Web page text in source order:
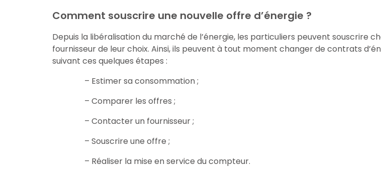
Comment souscrire une nouvelle offre d’énergie ?
Depuis la libéralisation du marché de l’énergie, les particuliers peuvent souscrire
fournisseur de leur choix. Ainsi, ils peuvent à tout moment changer de contrats
suivant ces quelques étapes :
– Estimer sa consommation ;
– Comparer les offres ;
– Contacter un fournisseur ;
– Souscrire une offre ;
– Réaliser la mise en service du compteur.